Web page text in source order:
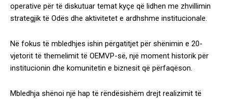
operative për të diskutuar temat kyçe që lidhen me zhvillimin
strategjik të Odës dhe aktivitetet e ardhshme institucionale.
Në fokus të mbledhjes ishin përgatitjet për shënimin e 20-
vjetorit të themelimit të OEMVP-së, një moment historik për
institucionin dhe komunitetin e biznesit që përfaqëson.
Mbledhja shënoi një hap të rëndësishëm drejt realizimit të